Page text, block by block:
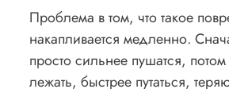
Проблема в том, что такое
накапливается медленно.
просто сильнее пушатся,
лежать, быстрее путаться,